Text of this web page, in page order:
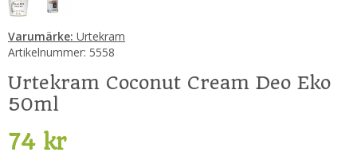
Varumärke: Urtekram
Artikelnummer: 5558
Urtekram Coconut Cream Deo Eko
50ml
74 kr